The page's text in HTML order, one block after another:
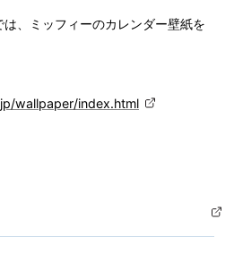
、ミッフィーのカレンダー壁紙を
wallpaper/index.html